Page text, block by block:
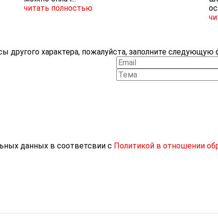
читать полностью
другого характера, пожалуйста, заполните
данных в соответсвии с Политикой в отношении